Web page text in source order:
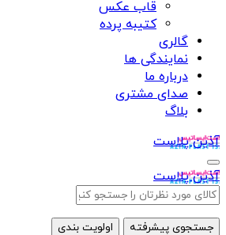
قاب عکس
کتیبه پرده
گالری
نمایندگی ها
درباره ما
صدای مشتری
بلاگ
آذین پلاست
آذین پلاست
جستجوی پیشرفته اولویت بندی